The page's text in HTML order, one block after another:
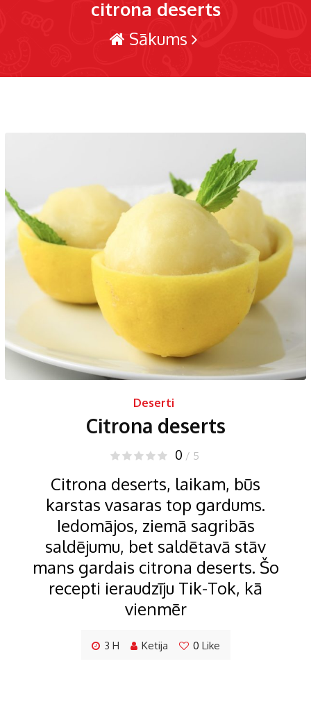
citrona deserts
Sākums
Deserti
Citrona deserts
0 / 5
Citrona deserts, laikam, būs
karstas vasaras top gardums.
Iedomājos, ziemā sagribās
saldējumu, bet saldētavā stāv
mans gardais citrona deserts. Šo
recepti ieraudzīju Tik-Tok, kā
vienmēr
3 H Ketija 0 Like